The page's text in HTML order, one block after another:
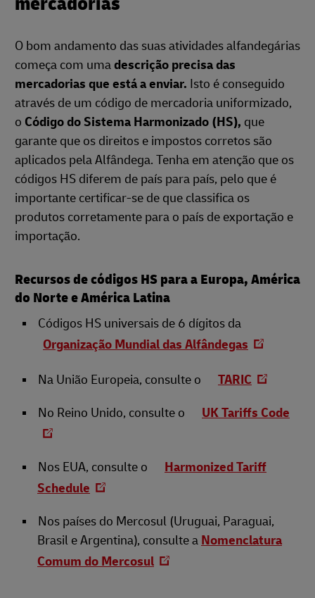
O bom andamento das suas atividades alfandegárias
começa com umadescrição precisa das
mercadorias que está a enviar. Isto é conseguido
através de um código de mercadoria uniformizado,
o Código do Sistema Harmonizado (HS), que
garante que os direitos e impostos corretos são
aplicados pela Alfândega. Tenha em atenção que os
códigos HS diferem de país para país, pelo que é
importante certificar-se de que classifica os
produtos corretamente para o país de exportação e
importação.
Recursos de códigos HS para a Europa, América
do Norte e América Latina
Códigos HS universais de 6 dígitos da
Organização Mundial das Alfândegas
Na União Europeia, consulte o TARIC
No Reino Unido, consulte o UK Tariffs Code
Nos EUA, consulte o Harmonized Tariff
Schedule
Nos países do Mercosul (Uruguai, Paraguai,
Brasil e Argentina), consulte a Nomenclatura
Comum do Mercosul